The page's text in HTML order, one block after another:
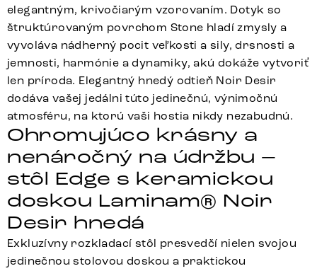
elegantným, krivočiarým vzorovaním. Dotyk so
štruktúrovaným povrchom Stone hladí zmysly a
vyvoláva nádherný pocit veľkosti a sily, drsnosti a
jemnosti, harmónie a dynamiky, akú dokáže vytvoriť
len príroda. Elegantný hnedý odtieň Noir Desir
dodáva vašej jedálni túto jedinečnú, výnimočnú
atmosféru, na ktorú vaši hostia nikdy nezabudnú.
Ohromujúco krásny a
nenáročný na údržbu –
stôl Edge s keramickou
doskou Laminam® Noir
Desir hnedá
Exkluzívny rozkladací stôl presvedčí nielen svojou
jedinečnou stolovou doskou a praktickou